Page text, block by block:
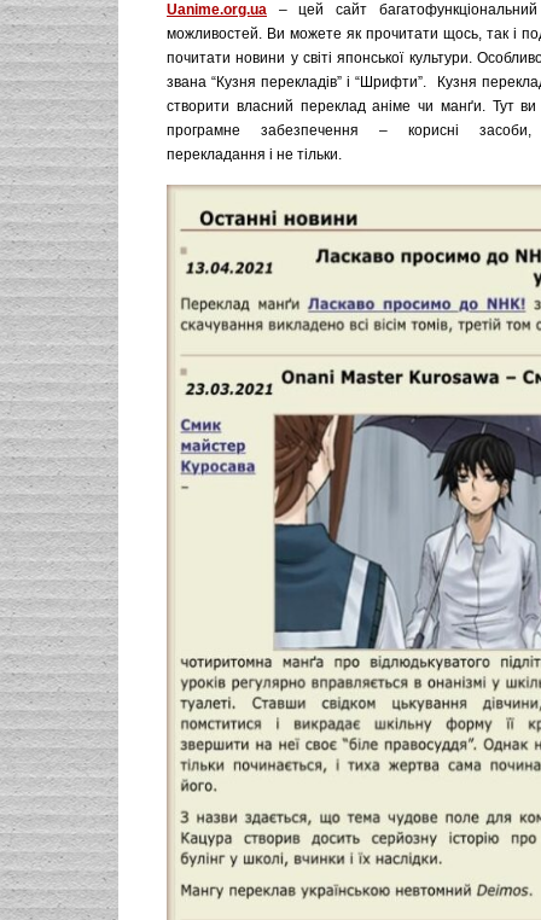
Uanime.org.ua – цей сайт
можливостей. Ви можете як прочитати щось, так і
почитати новини у світі японської культури.
звана “Кузня перекладів” і “Шрифти”. Кузня
створити власний переклад аніме чи манґи. Тут
програмне забезпечення – корисні засоби,
перекладання і не тільки.